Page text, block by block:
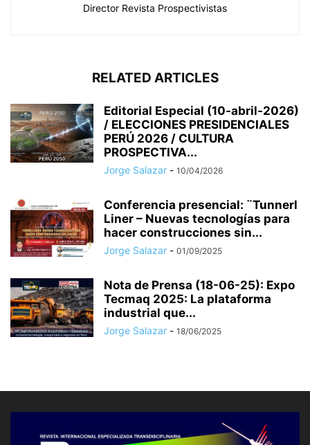
Director Revista Prospectivistas
RELATED ARTICLES
Editorial Especial (10-abril-2026)
/ ELECCIONES PRESIDENCIALES
PERÚ 2026 / CULTURA
PROSPECTIVA...
Jorge Salazar - 10/04/2026
Conferencia presencial: ¨Tunnerl
Liner – Nuevas tecnologías para
hacer construcciones sin...
Jorge Salazar - 01/09/2025
Nota de Prensa (18-06-25): Expo
Tecmaq 2025: La plataforma
industrial que...
Jorge Salazar - 18/06/2025